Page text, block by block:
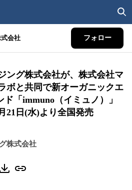
会社 フォロー
ング株式会社が、株式会社マ
ボと共同で新オーガニックエ
「immuno（イミュノ）」
21日(水)より全国発売
株式会社